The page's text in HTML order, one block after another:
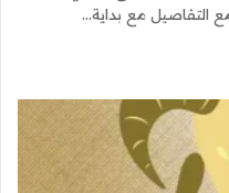
التفاصيل مع بداية…